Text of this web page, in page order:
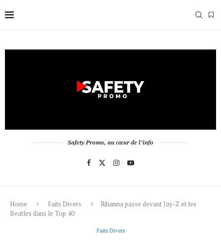
Safety Promo, au cœur de l’info
Home Faits Divers
Rihanna passe devant Jay-Z et les
Beatles dans le Top 40
Faits Divers